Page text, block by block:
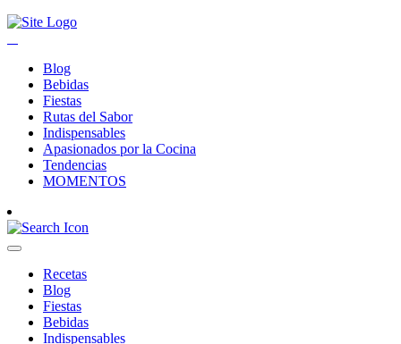
Blog
Bebidas
Fiestas
Rutas del Sabor
Indispensables
Apasionados por la Cocina
Tendencias
MOMENTOS
Recetas
Blog
Fiestas
Bebidas
Indispensables